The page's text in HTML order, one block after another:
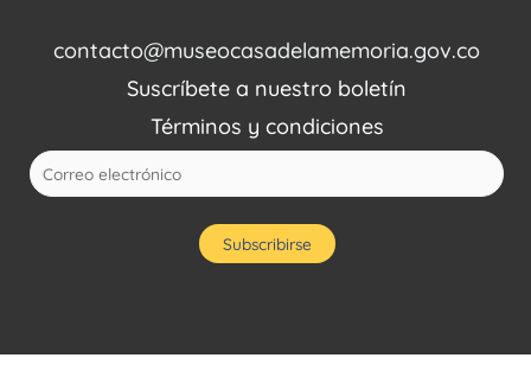
contacto@museocasadelamemoria.gov.co
Suscríbete a nuestro boletín
Términos y condiciones